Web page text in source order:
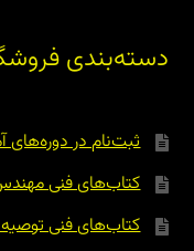
دسته‌بندی
ثبت‌نام در دوره‌های
کتاب‌های فنی
کتاب‌های فنی